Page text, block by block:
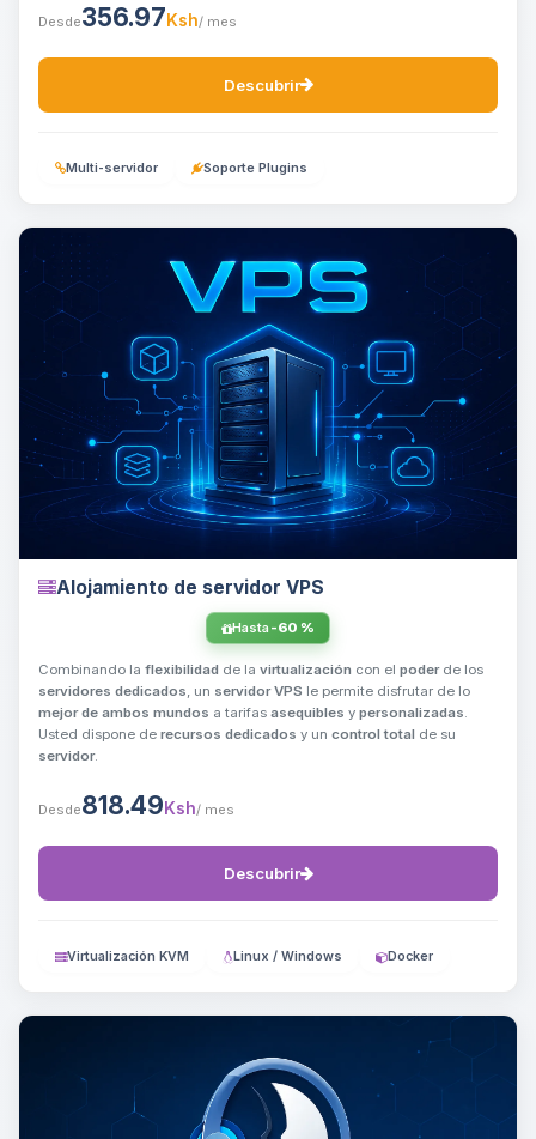
Desde356.97Ksh/ mes
Descubrir
Multi-servidor Soporte Plugins
Alojamiento de servidor VPS
Hasta -60 %
Combinando la flexibilidad de la virtualización con el poderde los
servidores dedicados, un servidor VPS le permite disfrutar de lo
mejor de ambos mundos a tarifas asequibles y personalizadas.
Usted dispone de recursos dedicados y un control total de su
servidor.
Desde818.49Ksh/ mes
Descubrir
Virtualización KVM Linux / Windows Docker